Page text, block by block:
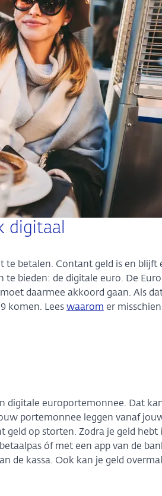
digitaal
betalen. Contant geld is en blijft
bieden: de digitale euro. De
daarmee akkoord gaan. Als
komen. Lees waarom er
digitale europortemonnee. Dat
portemonnee leggen vanaf
geld op storten. Zodra je geld hebt
óf met een app van de
de kassa. Ook kan je geld